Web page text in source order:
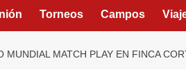
Torneos Campos
MUNDIAL MATCH PLAY EN FINCA